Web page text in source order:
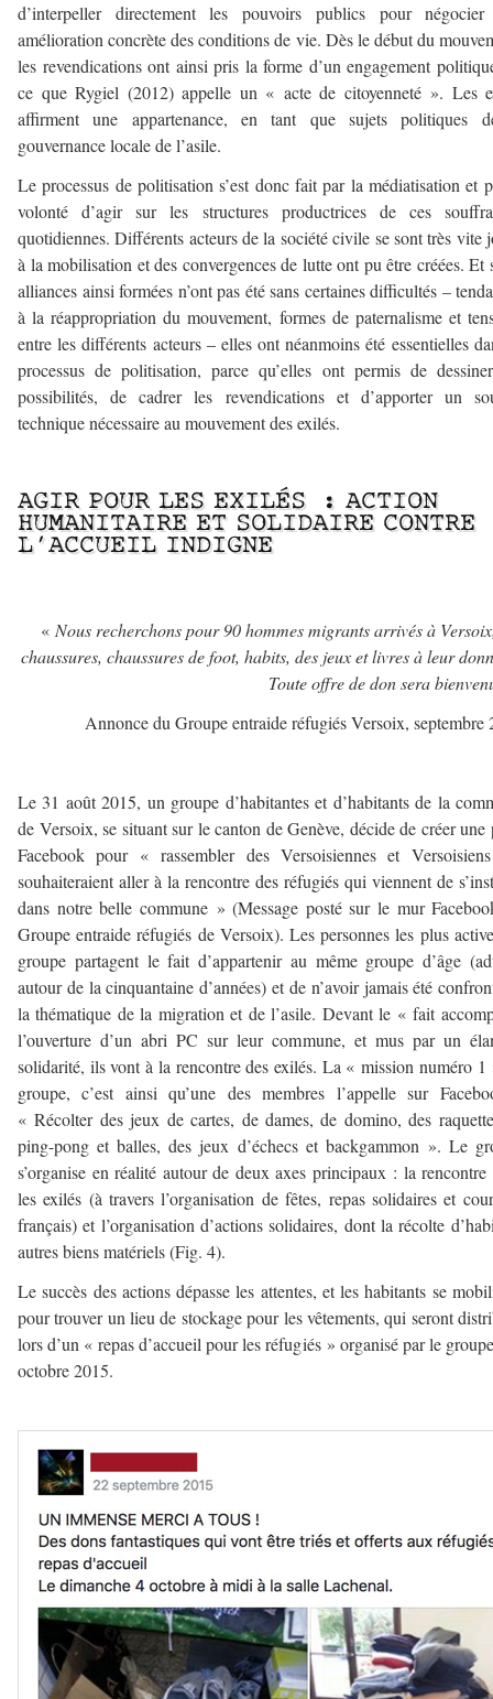
d’interpeller directement les pouvoirs publics pour
amélioration concrète des conditions de vie. Dès le début du
les revendications ont ainsi pris la forme d’un engagement
ce que Rygiel (2012) appelle un « acte de citoyenneté ». Les
affirment une appartenance, en tant que sujets politiques
gouvernance locale de l’asile.
Le processus de politisation s’est donc fait par la médiatisation et
volonté d’agir sur les structures productrices de ces
quotidiennes. Différents acteurs de la société civile se sont très vite
à la mobilisation et des convergences de lutte ont pu être créées. Et
alliances ainsi formées n’ont pas été sans certaines difficultés –
à la réappropriation du mouvement, formes de paternalisme et
entre les différents acteurs – elles ont néanmoins été essentielles
processus de politisation, parce qu’elles ont permis de
possibilités, de cadrer les revendications et d’apporter un
technique nécessaire au mouvement des exilés.
AGIR POUR LES EXILÉS : ACTION
HUMANITAIRE ET SOLIDAIRE CONTRE
L’ACCUEIL INDIGNE
« Nous recherchons pour 90 hommes migrants arrivés à
chaussures, chaussures de foot, habits, des jeux et livres à leur
Toute offre de don sera
Annonce du Groupe entraide réfugiés Versoix, septembre
Le 31 août 2015, un groupe d’habitantes et d’habitants de la
de Versoix, se situant sur le canton de Genève, décide de créer une
Facebook pour « rassembler des Versoisiennes et
souhaiteraient aller à la rencontre des réfugiés qui viennent de
dans notre belle commune » (Message posté sur le mur
Groupe entraide réfugiés de Versoix). Les personnes les plus
groupe partagent le fait d’appartenir au même groupe d’âge
autour de la cinquantaine d’années) et de n’avoir jamais été
la thématique de la migration et de l’asile. Devant le « fait
l’ouverture d’un abri PC sur leur commune, et mus par un
solidarité, ils vont à la rencontre des exilés. La « mission numéro 1
groupe, c’est ainsi qu’une des membres l’appelle sur
« Récolter des jeux de cartes, de dames, de domino, des
ping-pong et balles, des jeux d’échecs et backgammon ». Le
s’organise en réalité autour de deux axes principaux : la rencontre
les exilés (à travers l’organisation de fêtes, repas solidaires et
français) et l’organisation d’actions solidaires, dont la récolte
autres biens matériels (Fig. 4).
Le succès des actions dépasse les attentes, et les habitants se
pour trouver un lieu de stockage pour les vêtements, qui seront
lors d’un « repas d’accueil pour les réfugiés » organisé par le
octobre 2015.